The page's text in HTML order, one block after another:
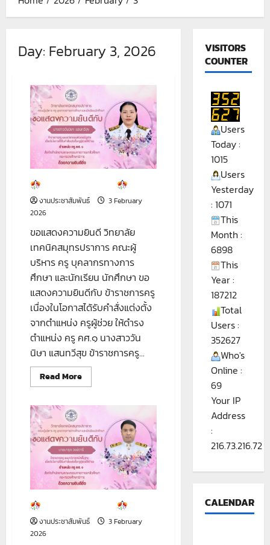
Day: February 3, 2026
งานประชาสัมพันธ์
3 February
2026
ขอแสดงความยินดี วิทยาลัย
เทคนิคสมุทรปราการ คณะผู้
บริหาร ครู บุคลากรทางการ
ศึกษา และนักเรียน นักศึกษา ขอ
แสดงความยินดีกับ ข้าราชการครู
เนื่องในโอกาสได้รับคำสั่งแต่งตั้ง
จากตำแหน่ง ครูผู้ช่วย ให้ดำรง
ตำแหน่ง ครู คศ.๑ นางสาววัน
นิษา แสนทวีสุข ข้าราชการครู...
Read MoreRead
more
ความ
ยินดี
งานประชาสัมพันธ์
3 February
2026
VISITORS
COUNTER
Users
Today :
1015
Users
Yesterday
: 1071
This
Month :
6898
This
Year :
187212
Total
Users :
352627
Who's
Online :
69
Your IP
Address
:
216.73.216.72
CALENDAR